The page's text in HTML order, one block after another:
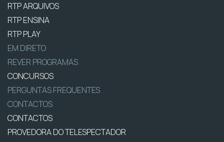
RTP ARQUIVOS
RTP ENSINA
RTP PLAY
EM DIRETO
REVER PROGRAMAS
CONCURSOS
PERGUNTAS FREQUENTES
CONTACTOS
CONTACTOS
PROVEDORA DO TELESPECTADOR